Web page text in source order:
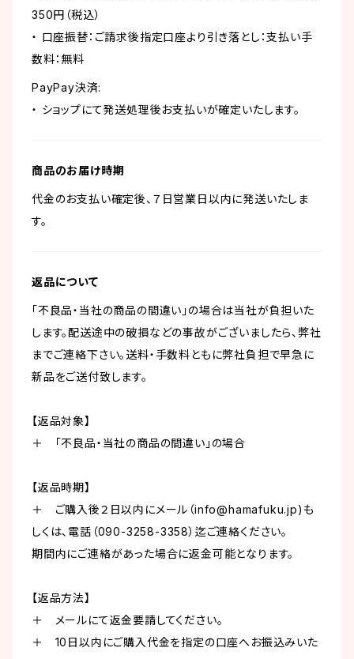
350円（税込）
・ 口座振替：ご請求後指定口座より引き落とし：支払い手
数料：無料
PayPay決済:
・ ショップにて発送処理後お支払いが確定いたします。
商品のお届け時期
代金のお支払い確定後、７日営業日以内に発送いたしま
す。
返品について
「不良品・当社の商品の間違い」の場合は当社が負担いた
します。配送途中の破損などの事故がございましたら、弊社
までご連絡下さい。送料・手数料ともに弊社負担で早急に
新品をご送付致します。
【返品対象】
＋ 「不良品・当社の商品の間違い」の場合
【返品時期】
＋ ご購入後２日以内にメール（info@hamafuku.jp)も
しくは、電話（090-3258-3358）迄ご連絡ください。
期間内にご連絡があった場合に返金可能となります。
【返品方法】
＋ メールにて返金要請してください。
＋ 10日以内にご購入代金を指定の口座へお振込みいた